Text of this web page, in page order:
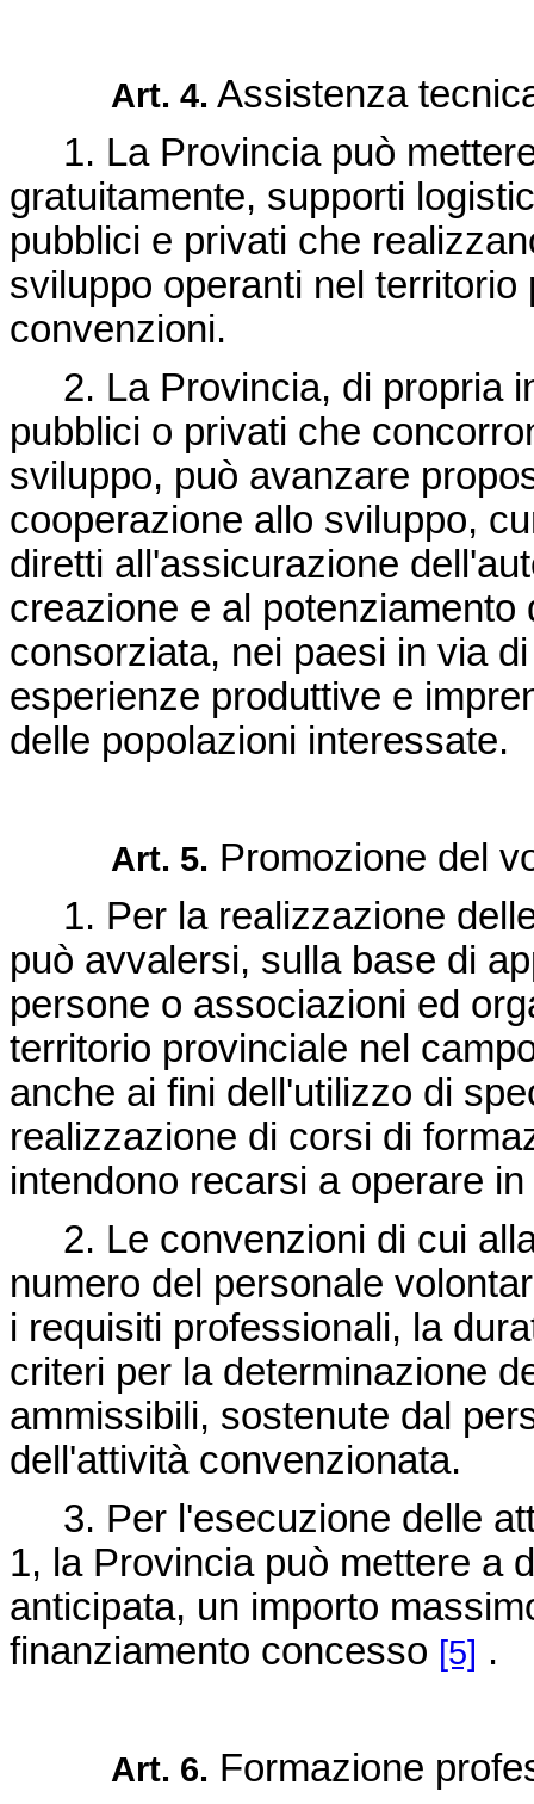
Art. 4. Assistenza
1. La Provincia può
gratuitamente, supporti
pubblici e privati che
sviluppo operanti nel
convenzioni.
2. La Provincia, di propria
pubblici o privati che
sviluppo, può avanzare
cooperazione allo sviluppo,
diretti all'assicurazione
creazione e al
consorziata, nei paesi in via
esperienze produttive e
delle popolazioni interessate.
Art. 5. Promozione del
1. Per la realizzazione
può avvalersi, sulla base di
persone o associazioni ed
territorio provinciale nel
anche ai fini dell'utilizzo di
realizzazione di corsi di
intendono recarsi a operare
2. Le convenzioni di cui
numero del personale
i requisiti professionali, la
criteri per la determinazione
ammissibili, sostenute dal
dell'attività convenzionata.
3. Per l'esecuzione delle
1, la Provincia può mettere a
anticipata, un importo
finanziamento concesso [5] .
Art. 6. Formazione